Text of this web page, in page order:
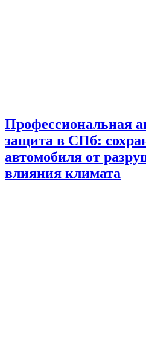
Профессиональная
защита в СПб:
автомобиля от
влияния климата